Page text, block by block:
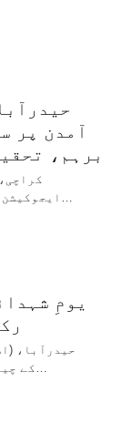
آمدن پر
برہم،
ایجوکیشن سندھ ندیم میمن کی زیر صدارت ڈائریکٹوریٹ…
یومِ
حیدرآبا،
(ISPO) کے چیئرمین محمد احسن ناغڑ نے یومِ شہدائے…